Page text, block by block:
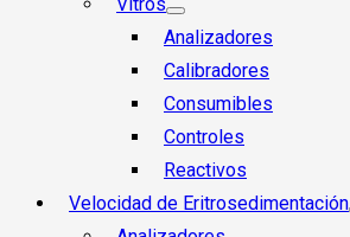
Analizadores
Calibradores
Consumibles
Controles
Reactivos
Velocidad de Eritrosedimentación